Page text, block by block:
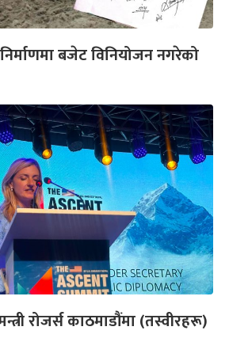
बजेट विनियोजन नगरेको
रोजर्स काठमाडौंमा (तस्वीरहरू)